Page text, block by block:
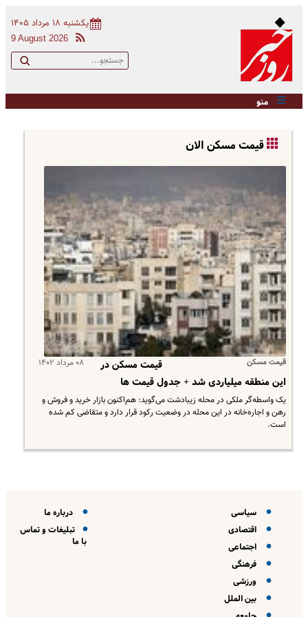
یکشنبه ۱۸ مرداد ۱۴۰۵
9 August 2026
منو
قیمت‌ مسکن الان
قیمت‌ مسکن ۰۸ مرداد ۱۴۰۲
قیمت‌ مسکن در
این منطقه میلیاردی شد + جدول قیمت ها
یک واسطه‌گر ملکی در محله زیبادشت می‌گوید: هم‌اکنون بازار خرید و فروش و
رهن و اجاره‌خانه در این محله در وضعیت رکود قرار دارد و متقاضی کم شده
است.
سیاسی
اقتصادی
اجتماعی
فرهنگی
ورزشی
بین الملل
درباره ما
تبلیغات و تماس
با ما